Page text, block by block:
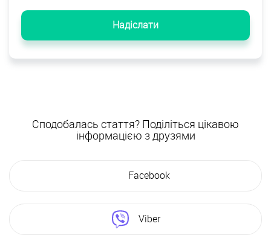
Надіслати
Сподобалась стаття? Поділіться цікавою
інформацією з друзями
Facebook
Viber